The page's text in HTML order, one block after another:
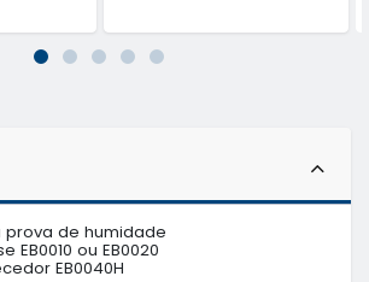
prova de humidade
EB0010 ou EB0020
EB0040H